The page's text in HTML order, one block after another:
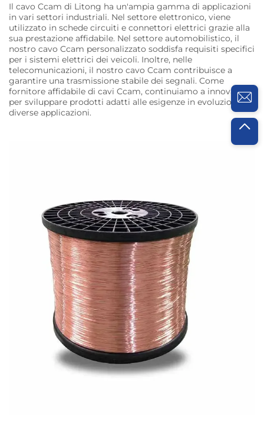
Il cavo Ccam di Litong ha un'ampia gamma di applicazioni
in vari settori industriali. Nel settore elettronico, viene
utilizzato in schede circuiti e connettori elettrici grazie alla
sua prestazione affidabile. Nel settore automobilistico, il
nostro cavo Ccam personalizzato soddisfa requisiti specifici
per i sistemi elettrici dei veicoli. Inoltre, nelle
telecomunicazioni, il nostro cavo Ccam contribuisce a
garantire una trasmissione stabile dei segnali. Come
fornitore affidabile di cavi Ccam, continuiamo a innovare
per sviluppare prodotti adatti alle esigenze in evoluzione di
diverse applicazioni.